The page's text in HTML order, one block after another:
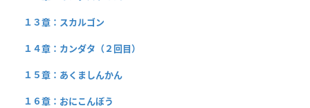
１３章：スカルゴン
１４章：カンダタ（２回目）
１５章：あくましんかん
１６章：おにこんぼう